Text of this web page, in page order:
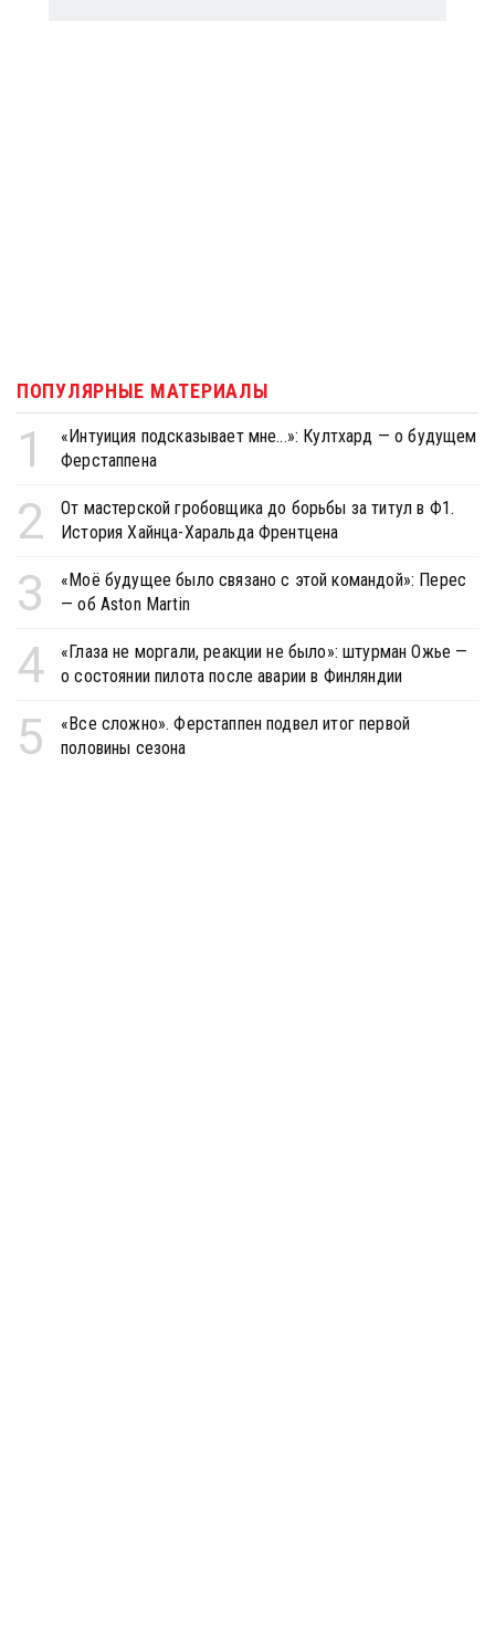
ПОПУЛЯРНЫЕ МАТЕРИАЛЫ
1
«Интуиция подсказывает мне...»: Култхард — о будущем
Ферстаппена
2
От мастерской гробовщика до борьбы за титул в Ф1.
История Хайнца-Харальда Френтцена
3
«Моё будущее было связано с этой командой»: Перес
— об Aston Martin
4
«Глаза не моргали, реакции не было»: штурман Ожье —
о состоянии пилота после аварии в Финляндии
5
«Все сложно». Ферстаппен подвел итог первой
половины сезона